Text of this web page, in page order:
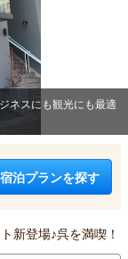
スにも観光にも最適
宿泊プランを探す
新登場♪呉を満喫！